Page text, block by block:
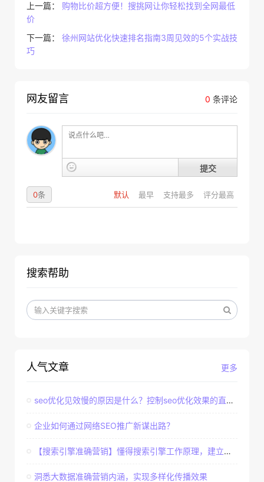
上一篇： 购物比价超方便！搜挑网让你轻松找到全网最低
价
下一篇： 徐州网站优化快速排名指南3周见效的5个实战技
巧
0 条评论
网友留言
提交
默认 最早 支持最多 评分最高
0条
搜索帮助
更多
人气文章
seo优化见效慢的原因是什么？控制seo优化效果的直接因素
企业如何通过网络SEO推广新谋出路？
【搜索引擎准确营销】懂得搜索引擎工作原理，建立准确客户群体
洞悉大数据准确营销内涵，实现多样化传播效果